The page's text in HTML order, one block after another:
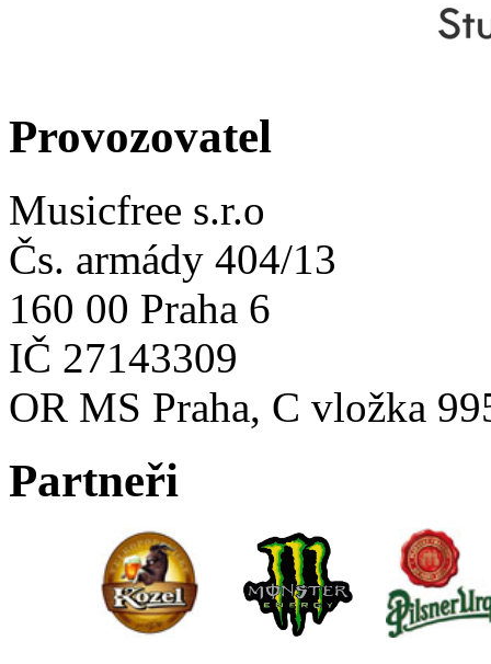
Provozovatel
Musicfree s.r.o
Čs. armády 404/13
160 00 Praha 6
IČ 27143309
OR MS Praha, C vložka
Partneři